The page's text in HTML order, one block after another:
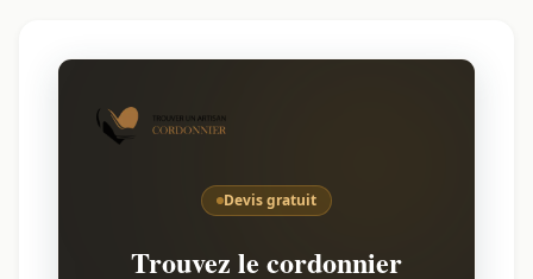
Devis gratuit
Trouvez le cordonnier